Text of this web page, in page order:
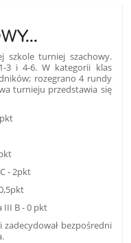
szkole turniej szachowy.
3 i 4-6. W kategorii klas
rozegrano 4 rundy
turnieju przedstawia się
- 2pkt
III B - 0 pkt
bezpośredni